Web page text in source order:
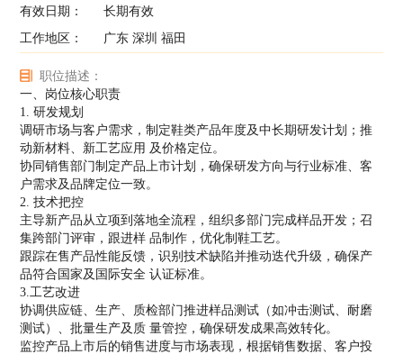
有效日期：
长期有效
工作地区：
广东 深圳 福田
职位描述：
一、岗位核心职责
1. 研发规划
调研市场与客户需求，制定鞋类产品年度及中长期研发计划；推
动新材料、新工艺应用 及价格定位。
协同销售部门制定产品上市计划，确保研发方向与行业标准、客
户需求及品牌定位一致。
2. 技术把控
主导新产品从立项到落地全流程，组织多部门完成样品开发；召
集跨部门评审，跟进样 品制作，优化制鞋工艺。
跟踪在售产品性能反馈，识别技术缺陷并推动迭代升级，确保产
品符合国家及国际安全 认证标准。
3.工艺改进
协调供应链、生产、质检部门推进样品测试（如冲击测试、耐磨
测试）、批量生产及质 量管控，确保研发成果高效转化。
监控产品上市后的销售进度与市场表现，根据销售数据、客户投